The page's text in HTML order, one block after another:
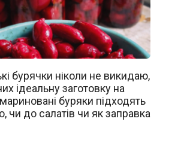
бурячки ніколи не викидаю,
ідеальну заготовку на
буряки підходять
чи до салатів чи як заправка